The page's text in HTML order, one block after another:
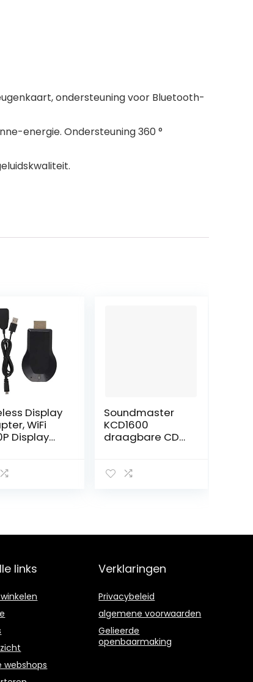
ondersteuning voor Bluetooth-
energie. Ondersteuning 360 °
Display
WiFi
Display
WiFi-
DLNA
Soundmaster
KCD1600
draagbare CD-
links
webshops
Verklaringen
Privacybeleid
algemene voorwaarden
Gelieerde
openbaarmaking